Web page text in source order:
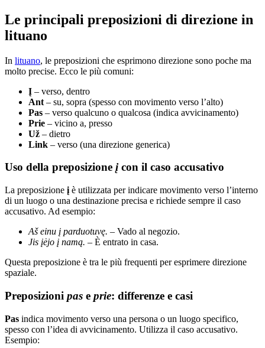
Le principali preposizioni di direzione in
lituano
In lituano, le preposizioni che esprimono direzione sono poche ma
molto precise. Ecco le più comuni:
Į – verso, dentro
Ant – su, sopra (spesso con movimento verso l’alto)
Pas – verso qualcuno o qualcosa (indica avvicinamento)
Prie – vicino a, presso
Už – dietro
Link – verso (una direzione generica)
Uso della preposizione įcon il caso accusativo
La preposizione į è utilizzata per indicare movimento verso l’interno
di un luogo o una destinazione precisa e richiede sempre il caso
accusativo. Ad esempio:
Aš einu į parduotuvę. – Vado al negozio.
Jis įėjo į namą. – È entrato in casa.
Questa preposizione è tra le più frequenti per esprimere direzione
spaziale.
Preposizioni pas e prie: differenze e casi
Pas indica movimento verso una persona o un luogo specifico,
spesso con l’idea di avvicinamento. Utilizza il caso accusativo.
Esempio: